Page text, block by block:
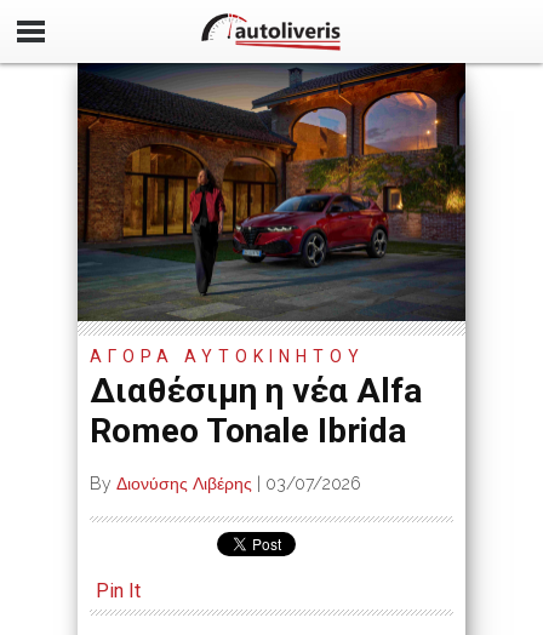
ΑΓΟΡΑ ΑΥΤΟΚΙΝΗΤΟΥ
Διαθέσιμη η νέα Alfa
Romeo Tonale Ibrida
By Διονύσης Λιβέρης 03/07/2026
Pin It